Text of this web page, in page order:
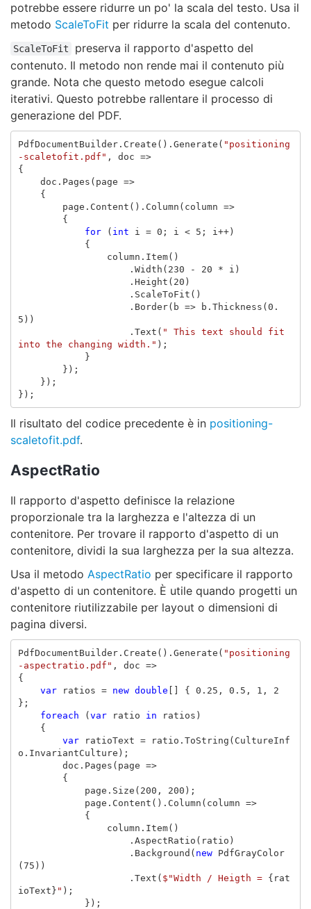
potrebbe essere ridurre un po' la scala del testo. Usa il
metodo ScaleToFit per ridurre la scala del contenuto.
ScaleToFit
preserva il rapporto d'aspetto del
contenuto. Il metodo non rende mai il contenuto più
grande. Nota che questo metodo esegue calcoli
iterativi. Questo potrebbe rallentare il processo di
generazione del PDF.
PdfDocumentBuilder. Create (). Generate ( "positioning
-scaletofit.pdf" , doc =>
{
doc . Pages ( page =>
{
page . Content (). Column ( column =>
{
for
( int i = 0 ; i < 5 ; i ++)
{
column . Item()
. Width ( 230 - 20 * i )
. Height ( 20 )
. ScaleToFit ()
. Border( b => b . Thickness ( 0.
5 ))
. Text ( " This text should fit
into the changing width." );
}
});
});
});
Il risultato del codice precedente è in positioning-
scaletofit.pdf.
AspectRatio
Il rapporto d'aspetto definisce la relazione
proporzionale tra la larghezza e l'altezza di un
contenitore. Per trovare il rapporto d'aspetto di un
contenitore, dividi la sua larghezza per la sua altezza.
Usa il metodo AspectRatio per specificare il rapporto
d'aspetto di un contenitore. È utile quando progetti un
contenitore riutilizzabile per layout o dimensioni di
pagina diversi.
PdfDocumentBuilder. Create (). Generate ( "positioning
-aspectratio.pdf" , doc =>
{
var
ratios = new double { 0.25 , 0.5 , 1 ,
2
};
foreach
( var ratio in ratios )
{
var
ratioText = ratio . ToString ( CultureInf
o . InvariantCulture );
doc . Pages ( page =>
{
page . Size ( 200 , 200 );
page . Content (). Column ( column =>
{
column . Item()
. AspectRatio ( ratio )
. Background ( new
PdfGrayColor
( 75 ))
. Text ( $"Width / Heigth = { rat
ioText } " );
});